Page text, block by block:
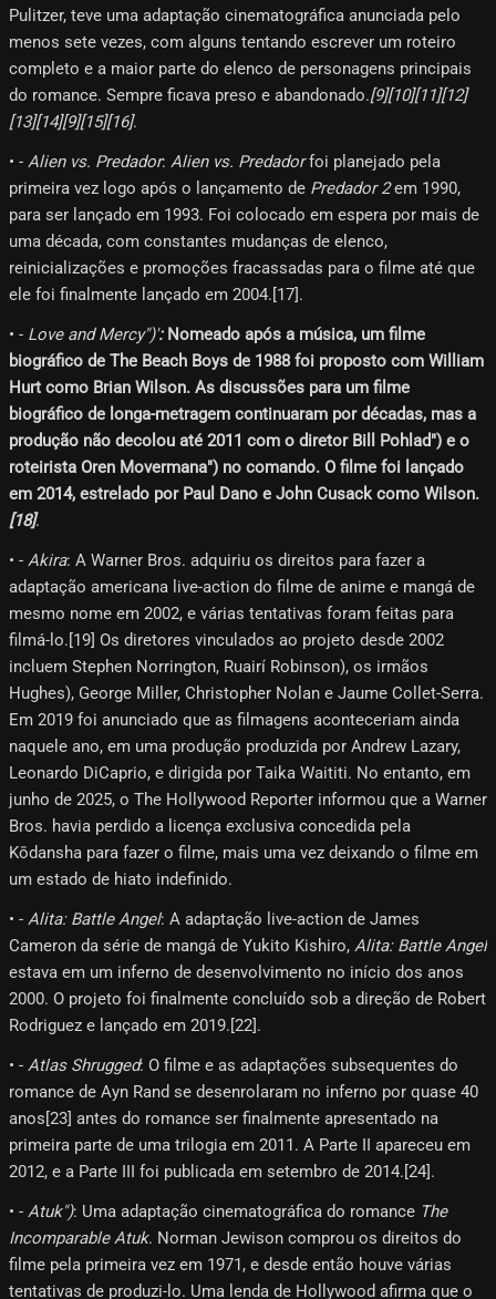
Pulitzer, teve uma adaptação cinematográfica anunciada pelo
menos sete vezes, com alguns tentando escrever um roteiro
completo e a maior parte do elenco de personagens principais
do romance. Sempre ficava preso e abandonado.[9]​[10]​[11]​[12]​
[13]​[14]​[9]​[15]​[16]​.
• - Alien vs. Predador: Alien vs. Predadorfoi planejado pela
primeira vez logo após o lançamento de Predador 2em 1990,
para ser lançado em 1993. Foi colocado em espera por mais de
uma década, com constantes mudanças de elenco,
reinicializações e promoções fracassadas para o filme até que
ele foi finalmente lançado em 2004.[17]​.
• - Love and Mercy")': Nomeado após a música, um filme
biográfico de The Beach Boys de 1988 foi proposto com William
Hurt como Brian Wilson. As discussões para um filme
biográfico de longa-metragem continuaram por décadas, mas a
produção não decolou até 2011 com o diretor Bill Pohlad") e o
roteirista Oren Movermana") no comando. O filme foi lançado
em 2014, estrelado por Paul Dano e John Cusack como Wilson.
[18]​.
• - Akira: A Warner Bros. adquiriu os direitos para fazer a
adaptação americana live-action do filme de anime e mangá de
mesmo nome em 2002, e várias tentativas foram feitas para
filmá-lo.[19] Os diretores vinculados ao projeto desde 2002
incluem Stephen Norrington, Ruairí Robinson), os irmãos
Hughes), George Miller, Christopher Nolan e Jaume Collet-Serra.
Em 2019 foi anunciado que as filmagens aconteceriam ainda
naquele ano, em uma produção produzida por Andrew Lazary,
Leonardo DiCaprio, e dirigida por Taika Waititi. No entanto, em
junho de 2025, o The Hollywood Reporter informou que a Warner
Bros. havia perdido a licença exclusiva concedida pela
Kōdansha para fazer o filme, mais uma vez deixando o filme em
um estado de hiato indefinido.
• - Alita: Battle Angel: A adaptação live-action de James
Cameron da série de mangá de Yukito Kishiro, Alita: Battle Angel
estava em um inferno de desenvolvimento no início dos anos
2000. O projeto foi finalmente concluído sob a direção de Robert
Rodriguez e lançado em 2019.[22]​.
• - Atlas Shrugged: O filme e as adaptações subsequentes do
romance de Ayn Rand se desenrolaram no inferno por quase 40
anos[23]​ antes do romance ser finalmente apresentado na
primeira parte de uma trilogia em 2011. A Parte II apareceu em
2012, e a Parte III foi publicada em setembro de 2014.[24]​.
• - Atuk"): Uma adaptação cinematográfica do romance The
Incomparable Atuk. Norman Jewison comprou os direitos do
filme pela primeira vez em 1971, e desde então houve várias
tentativas de produzi-lo. Uma lenda de Hollywood afirma que o